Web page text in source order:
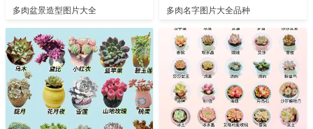
多肉盆景造型图片大全 多肉名字图片大全品种